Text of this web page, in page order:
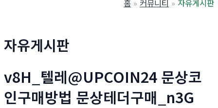
홈 커뮤니티 자유게시판
자유게시판
v8H_텔레@UPCOIN24 문상코
인구매방법 문상테더구매_n3G